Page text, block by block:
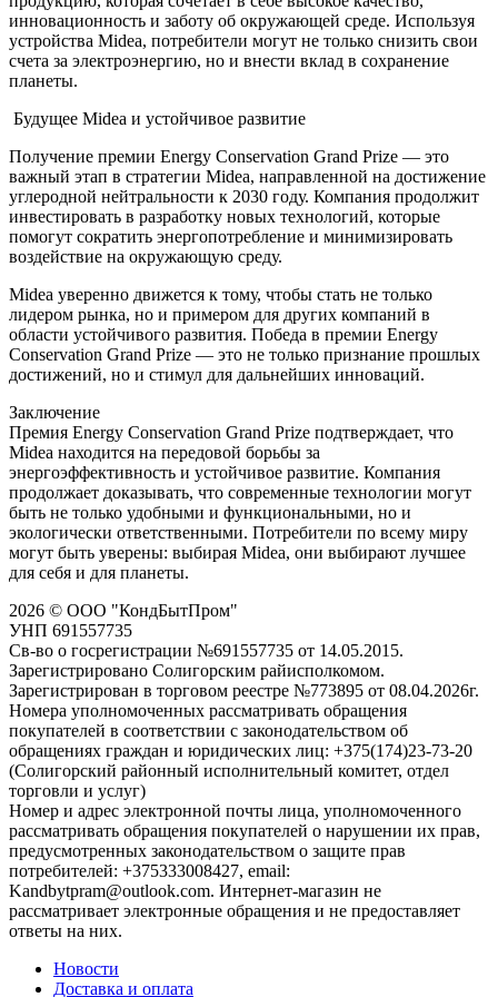
инновационность и заботу об окружающей среде. Используя
устройства Midea, потребители могут не только снизить свои
счета за электроэнергию, но и внести вклад в сохранение
планеты.
Будущее Midea и устойчивое развитие
Получение премии Energy Conservation Grand Prize — это
важный этап в стратегии Midea, направленной на достижение
углеродной нейтральности к 2030 году. Компания продолжит
инвестировать в разработку новых технологий, которые
помогут сократить энергопотребление и минимизировать
воздействие на окружающую среду.
Midea уверенно движется к тому, чтобы стать не только
лидером рынка, но и примером для других компаний в
области устойчивого развития. Победа в премии Energy
Conservation Grand Prize — это не только признание прошлых
достижений, но и стимул для дальнейших инноваций.
Заключение
Премия Energy Conservation Grand Prize подтверждает, что
Midea находится на передовой борьбы за
энергоэффективность и устойчивое развитие. Компания
продолжает доказывать, что современные технологии могут
быть не только удобными и функциональными, но и
экологически ответственными. Потребители по всему миру
могут быть уверены: выбирая Midea, они выбирают лучшее
для себя и для планеты.
2026 © ООО "КондБытПром"
УНП 691557735
Св-во о госрегистрации №691557735 от 14.05.2015.
Зарегистрировано Солигорским райисполкомом.
Зарегистрирован в торговом реестре №773895 от 08.04.2026г.
Номера уполномоченных рассматривать обращения
покупателей в соответствии с законодательством об
обращениях граждан и юридических лиц: +375(174)23-73-20
(Солигорский районный исполнительный комитет, отдел
торговли и услуг)
Номер и адрес электронной почты лица, уполномоченного
рассматривать обращения покупателей о нарушении их прав,
предусмотренных законодательством о защите прав
потребителей: +375333008427, email:
Kandbytpram@outlook.com. Интернет-магазин не
рассматривает электронные обращения и не предоставляет
ответы на них.
Новости
Доставка и оплата